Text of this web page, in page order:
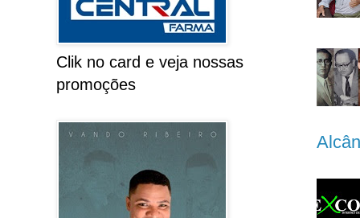
Clik no card e veja nossas
promoções